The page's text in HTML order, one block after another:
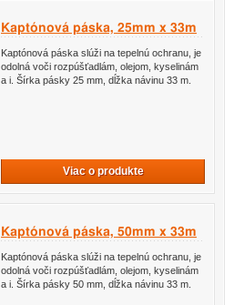
Kaptónová páska, 25mm x 33m
Kaptónová páska slúži na tepelnú ochranu, je
odolná voči rozpúšťadlám, olejom, kyselinám
a i. Šírka pásky 25 mm, dĺžka návinu 33 m.
Viac o produkte
Kaptónová páska, 50mm x 33m
Kaptónová páska slúži na tepelnú ochranu, je
odolná voči rozpúšťadlám, olejom, kyselinám
a i. Šírka pásky 50 mm, dĺžka návinu 33 m.